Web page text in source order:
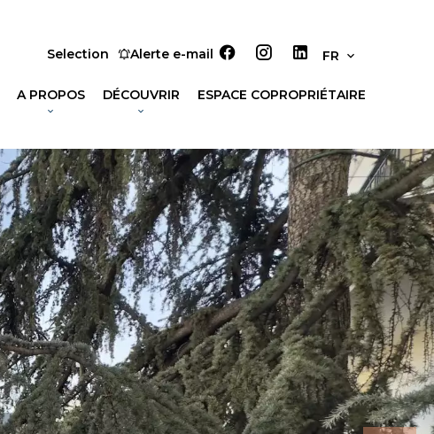
Selection Alerte e-mail FR
A PROPOS DÉCOUVRIR ESPACE COPROPRIÉTAIRE